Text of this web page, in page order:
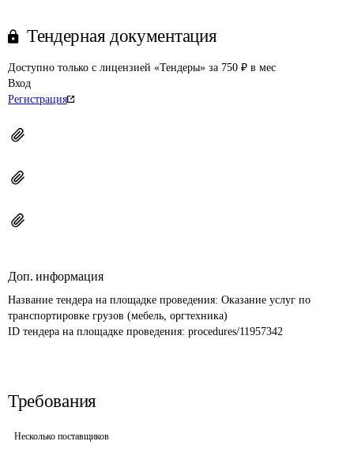
Тендерная документация
Доступно только с лицензией «Тендеры» за 750 ₽ в мес
Вход
Регистрация
Доп. информация
Название тендера на площадке проведения: Оказание услуг по
транспортировке грузов (мебель, оргтехника)
ID тендера на площадке проведения: procedures/11957342
Требования
Несколько поставщиков